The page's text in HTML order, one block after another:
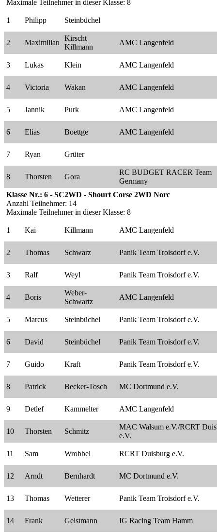
Maximale Teilnehmer in dieser Klasse: 8
1 Philipp Steinbüchel
2 Maximilian
Kirscht
Killmann
AMC Langenfeld
3 Lukas Klein AMC Langenfeld
4 Victoria Wakan AMC Langenfeld
5 Jannik Purk AMC Langenfeld
6 Elias Boettge AMC Langenfeld
7 Ryan Grüter
8 Thorsten Gora
RC BUDGET RACER Team
Germany
Klasse Nr.: 6 - SC2WD - Shourt Corse 2WD Norc
Anzahl Teilnehmer: 14
Maximale Teilnehmer in dieser Klasse: 8
1 Kai Killmann AMC Langenfeld
2 Thomas Schwarz Panik Team Troisdorf e.V.
3 Ralf Weyl Panik Team Troisdorf e.V.
4 Boris
Weber-
Schwartz
AMC Langenfeld
5 Marcus Steinbüchel Panik Team Troisdorf e.V.
6 David Steinbüchel Panik Team Troisdorf e.V.
7 Guido Kraft Panik Team Troisdorf e.V.
8 Patrick Becker-Tosch MC Dortmund e.V.
9 Detlef Kammelter AMC Langenfeld
10 Thorsten Schmitz
MAC Walsum e.V./RCRT
e.V.
11 Sam Wrobbel RCRT Duisburg e.V.
12 Arndt Bernhardt MC Dortmund e.V.
13 Thomas Wetterer Panik Team Troisdorf e.V.
14 Frank Geistmann IG Racing Team Hamm